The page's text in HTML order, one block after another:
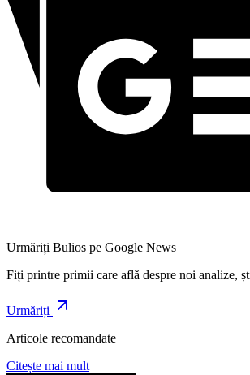
Urmăriți Bulios pe Google News
Fiți printre primii care află despre noi analize,
Urmăriți
Articole recomandate
Citește mai mult